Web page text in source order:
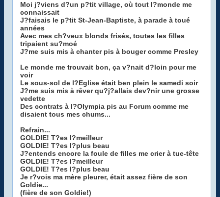
Moi j?viens d?un p?tit village, où tout l?monde me
connaissait
J?faisais le p?tit St-Jean-Baptiste, à parade à toué
années
Avec mes ch?veux blonds frisés, toutes les filles
tripaient su?moé
J?me suis mis à chanter pis à bouger comme Presley
Le monde me trouvait bon, ça v?nait d?loin pour me
voir
Le sous-sol de l?Eglise était ben plein le samedi soir
J?me suis mis à rêver qu?j?allais dev?nir une grosse
vedette
Des contrats à l?Olympia pis au Forum comme me
disaient tous mes chums...
Refrain...
GOLDIE! T?es l?meilleur
GOLDIE! T?es l?plus beau
J?entends encore la foule de filles me crier à tue-tête
GOLDIE! T?es l?meilleur
GOLDIE! T?es l?plus beau
Je r?vois ma mère pleurer, était assez fière de son
Goldie...
(fière de son Goldie!)